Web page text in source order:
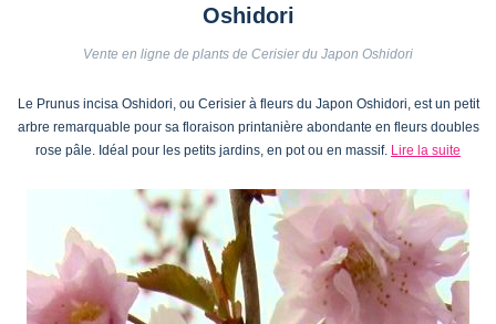
Oshidori
Vente en ligne de plants de Cerisier du Japon Oshidori
Le Prunus incisa Oshidori, ou Cerisier à fleurs du Japon Oshidori, est un petit
arbre remarquable pour sa floraison printanière abondante en fleurs doubles
rose pâle. Idéal pour les petits jardins, en pot ou en massif. Lire la suite